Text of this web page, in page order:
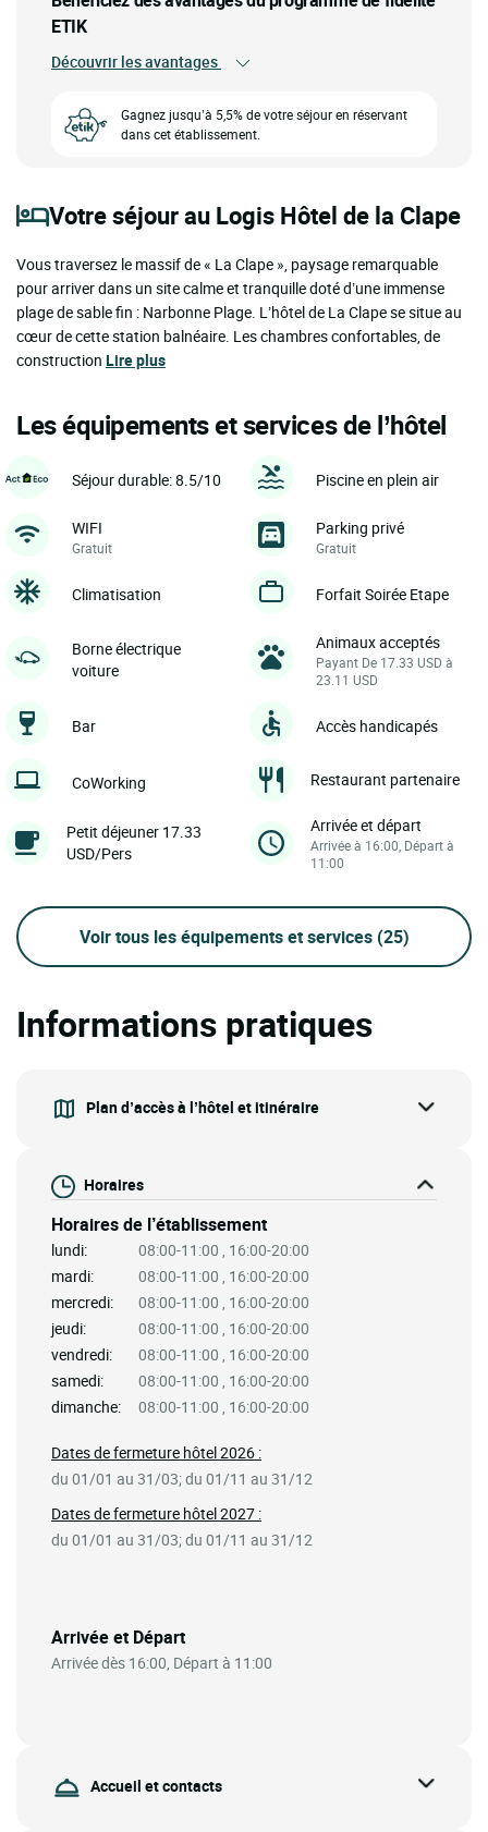
ETIK
Découvrir les avantages
Gagnez jusqu’à 5,5% de votre séjour en réservant
dans cet établissement.
Votre séjour au Logis Hôtel de la Clape
Vous traversez le massif de « La Clape », paysage remarquable
pour arriver dans un site calme et tranquille doté d’une immense
plage de sable fin : Narbonne Plage. L’hôtel de La Clape se situe au
cœur de cette station balnéaire. Les chambres confortables, de
construction Lire plus
Les équipements et services de l’hôtel
Séjour durable: 8.5/10 Piscine en plein air
WIFI
Gratuit
Parking privé
Gratuit
Climatisation Forfait Soirée Etape
Borne électrique
voiture
Animaux acceptés
Payant De 17.33 USD à
23.11 USD
Bar Accès handicapés
CoWorking Restaurant partenaire
Petit déjeuner 17.33
USD/Pers
Arrivée et départ
Arrivée à 16:00, Départ à
11:00
Voir tous les équipements et services (25)
Informations pratiques
Plan d’accès à l’hôtel et itinéraire
Horaires
Horaires de l’établissement
lundi:
08:00-11:00 , 16:00-20:00
mardi:
08:00-11:00 , 16:00-20:00
mercredi:
08:00-11:00 , 16:00-20:00
jeudi:
08:00-11:00 , 16:00-20:00
vendredi:
08:00-11:00 , 16:00-20:00
samedi:
08:00-11:00 , 16:00-20:00
dimanche:
08:00-11:00 , 16:00-20:00
Arrivée et Départ
Arrivée dès 16:00, Départ à 11:00
Dates de fermeture hôtel 2026 :
du 01/01 au 31/03; du 01/11 au 31/12
Dates de fermeture hôtel 2027 :
du 01/01 au 31/03; du 01/11 au 31/12
Accueil et contacts